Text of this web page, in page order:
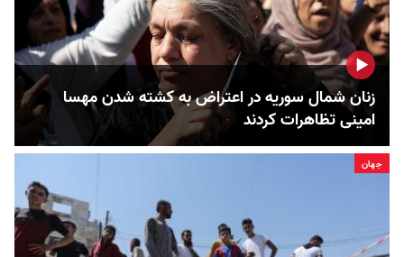
زنان شمال سوریه در اعتراض به کشته‌ شدن مهسا
امینی تظاهرات کردند
جهان